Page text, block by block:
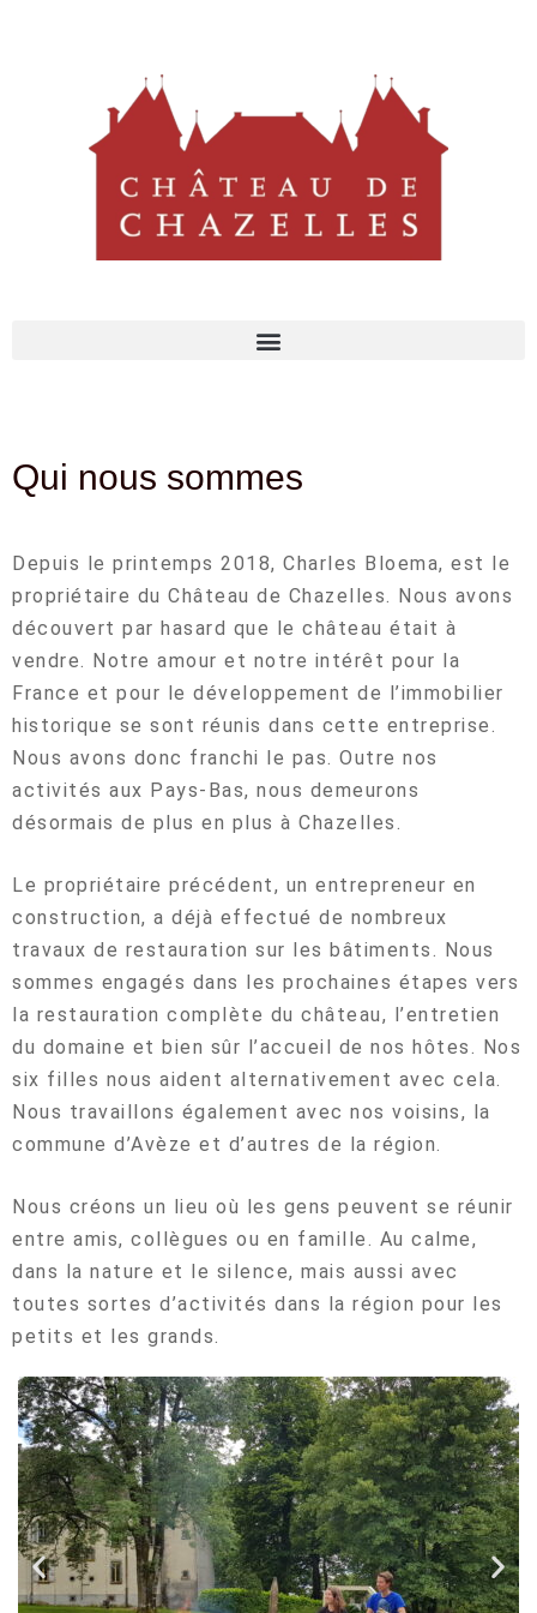
Qui nous sommes
Depuis le printemps 2018, Charles Bloema, est le
propriétaire du Château de Chazelles. Nous avons
découvert par hasard que le château était à
vendre. Notre amour et notre intérêt pour la
France et pour le développement de l’immobilier
historique se sont réunis dans cette entreprise.
Nous avons donc franchi le pas. Outre nos
activités aux Pays-Bas, nous demeurons
désormais de plus en plus à Chazelles.
Le propriétaire précédent, un entrepreneur en
construction, a déjà effectué de nombreux
travaux de restauration sur les bâtiments. Nous
sommes engagés dans les prochaines étapes vers
la restauration complète du château, l’entretien
du domaine et bien sûr l’accueil de nos hôtes. Nos
six filles nous aident alternativement avec cela.
Nous travaillons également avec nos voisins, la
commune d’Avèze et d’autres de la région.
Nous créons un lieu où les gens peuvent se réunir
entre amis, collègues ou en famille. Au calme,
dans la nature et le silence, mais aussi avec
toutes sortes d’activités dans la région pour les
petits et les grands.